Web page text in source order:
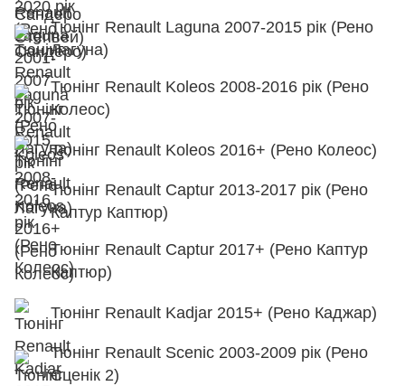
Тюнінг Renault Laguna 2007-2015 рік (Рено
Лагуна)
Тюнінг Renault Koleos 2008-2016 рік (Рено
Колеос)
Тюнінг Renault Koleos 2016+ (Рено Колеос)
Тюнінг Renault Captur 2013-2017 рік (Рено
Каптур Каптюр)
Тюнінг Renault Captur 2017+ (Рено Каптур
Каптюр)
Тюнінг Renault Kadjar 2015+ (Рено Каджар)
Тюнінг Renault Scenic 2003-2009 рік (Рено
Сценік 2)